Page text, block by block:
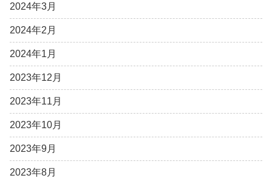
2024年3月
2024年2月
2024年1月
2023年12月
2023年11月
2023年10月
2023年9月
2023年8月